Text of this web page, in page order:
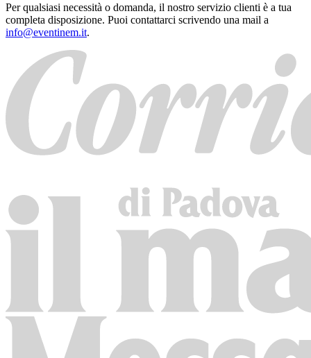
Per qualsiasi necessità o domanda, il nostro servizio clienti è a tua
completa disposizione. Puoi contattarci scrivendo una mail a
info@eventinem.it.